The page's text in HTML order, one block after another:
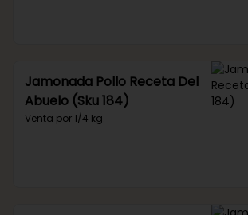
Jamonada Pollo Receta Del
Abuelo (Sku 184)
Venta por 1/4 kg.